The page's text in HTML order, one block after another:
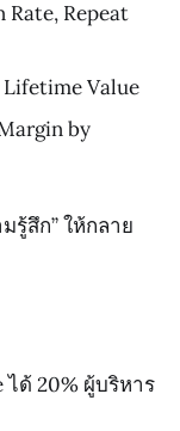
Rate, Repeat
Value
by
รู้สึก” ให้กลาย
ได้ 20% ผู้บริหาร